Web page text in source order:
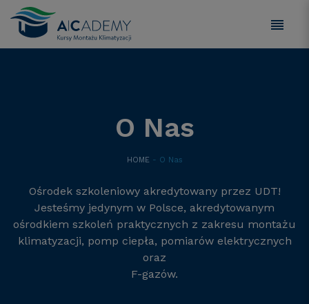
O Nas
HOME- O Nas
Ośrodek szkoleniowy akredytowany przez UDT!
Jesteśmy jedynym w Polsce, akredytowanym
ośrodkiem szkoleń praktycznych z zakresu montażu
klimatyzacji, pomp ciepła, pomiarów elektrycznych
oraz
F-gazów.